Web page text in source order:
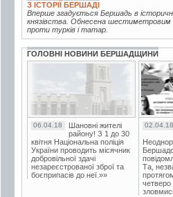
З ІСТОРІЇ БЕРШАДІ
Вперше згадується Бершадь в
князівства. Обнесена
проти турків і татар.
ГОЛОВНІ НОВИНИ БЕРШАДЩИНИ
06.04.18
Шановні жителі
району! З 1 до 30
квітня Національна поліція
України проводить місячник
добровільної здачі
незареєстрованої зброї та
боєприпасів до неї.»»
02.04.18
Та,
четверо